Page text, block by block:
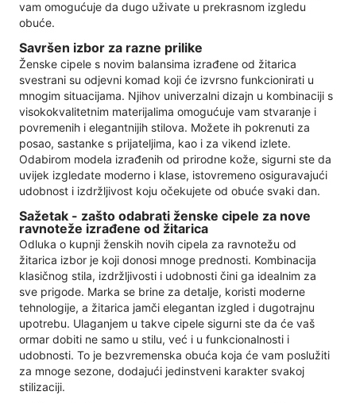
vam omogućuje da dugo uživate u prekrasnom izgledu
obuće.
Savršen izbor za razne prilike
Ženske cipele s novim balansima izrađene od žitarica
svestrani su odjevni komad koji će izvrsno funkcionirati u
mnogim situacijama. Njihov univerzalni dizajn u kombinaciji s
visokokvalitetnim materijalima omogućuje vam stvaranje i
povremenih i elegantnijih stilova. Možete ih pokrenuti za
posao, sastanke s prijateljima, kao i za vikend izlete.
Odabirom modela izrađenih od prirodne kože, sigurni ste da
uvijek izgledate moderno i klase, istovremeno osiguravajući
udobnost i izdržljivost koju očekujete od obuće svaki dan.
Sažetak - zašto odabrati ženske cipele za nove
ravnoteže izrađene od žitarica
Odluka o kupnji ženskih novih cipela za ravnotežu od
žitarica izbor je koji donosi mnoge prednosti. Kombinacija
klasičnog stila, izdržljivosti i udobnosti čini ga idealnim za
sve prigode. Marka se brine za detalje, koristi moderne
tehnologije, a žitarica jamči elegantan izgled i dugotrajnu
upotrebu. Ulaganjem u takve cipele sigurni ste da će vaš
ormar dobiti ne samo u stilu, već i u funkcionalnosti i
udobnosti. To je bezvremenska obuća koja će vam poslužiti
za mnoge sezone, dodajući jedinstveni karakter svakoj
stilizaciji.